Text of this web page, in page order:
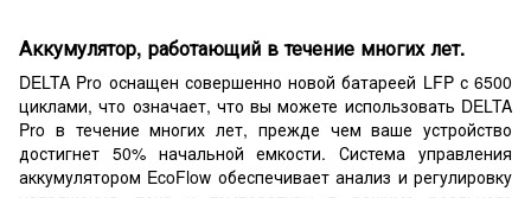
Аккумулятор, работающий в течение многих лет.
DELTA Pro оснащен совершенно новой батареей LFP с 6500
циклами, что означает, что вы можете использовать DELTA
Pro в течение многих лет, прежде чем ваше устройство
достигнет 50% начальной емкости. Система управления
аккумулятором EcoFlow обеспечивает анализ и регулировку